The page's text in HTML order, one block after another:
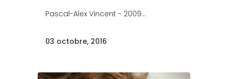
Pascal-Alex Vincent - 2009...
03 octobre, 2016